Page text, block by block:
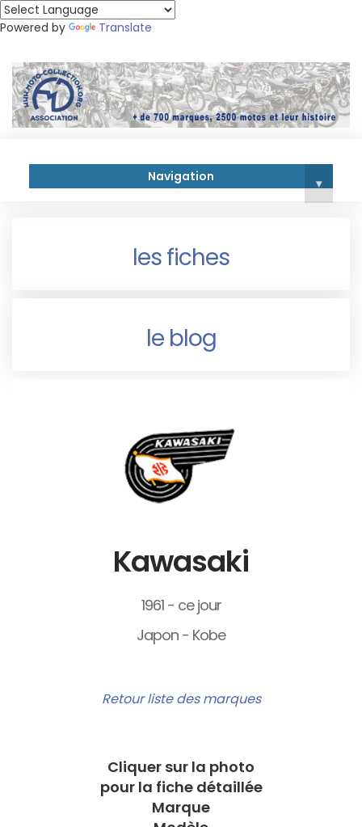
Powered by Translate
Navigation ▾
les fiches
le blog
Kawasaki
1961 - ce jour
Japon - Kobe
Retour liste des marques
Cliquer sur la photo
pour la fiche détaillée
Marque